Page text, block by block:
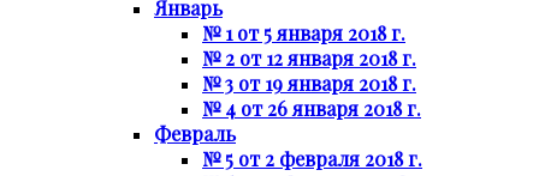
Январь
№ 1 от 5 января 2018 г.
№ 2 от 12 января 2018 г.
№ 3 от 19 января 2018 г.
№ 4 от 26 января 2018 г.
Февраль
№ 5 от 2 февраля 2018 г.